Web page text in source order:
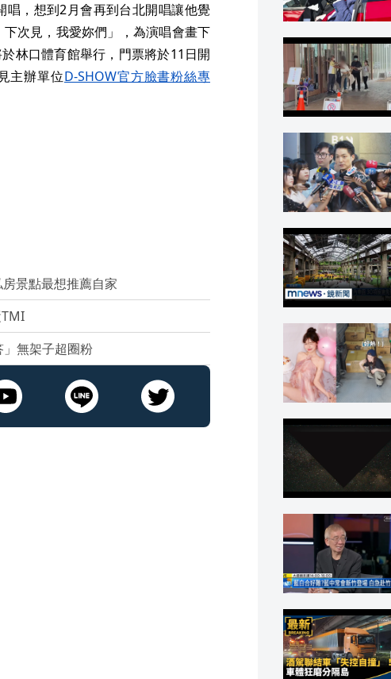
，想到2月會再到台北開唱讓他覺
次見，我愛妳們」，為演唱會畫下
林口體育館舉行，門票將於11日開
主辦單位D-SHOW官方臉書粉絲專
景點最想推薦自家
無架子超圈粉